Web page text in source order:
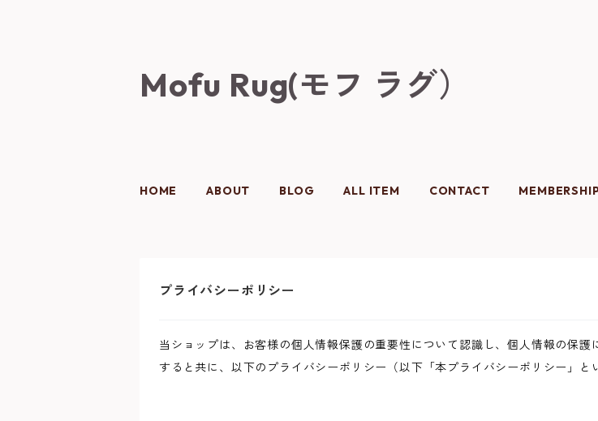
Mofu Rug(モフ ラグ）
HOME ABOUT BLOG ALL ITEM CONTACT
プライバシーポリシー
当ショップは、お客様の個人情報保護の重要性について認識し、個人情報の保
すると共に、以下のプライバシーポリシー（以下「本プライバシーポリシー」と